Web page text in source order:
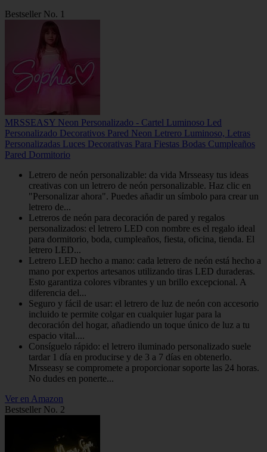
Bestseller No. 1
MRSSEASY Neon Personalizado - Cartel Luminoso Led
Personalizado Decorativos Pared Neon Letrero Luminoso, Letras
Personalizadas Luces Decorativas Para Fiestas Bodas Cumpleaños
Pared Dormitorio
Letrero de neón personalizable: da vida Mrsseasy tus ideas
creativas con un letrero de neón personalizable. Haz clic en
"Personalizar ahora". Puedes añadir un símbolo para crear un
letrero de...
Letreros de neón para decoración de pared y regalos
personalizados: el letrero LED con nombre es el regalo ideal
para dormitorio, boda, cumpleaños, fiesta, oficina, tienda. El
letrero LED...
Letrero LED hecho a mano: cada letrero de neón está hecho a
mano por expertos artesanos utilizando tiras LED duraderas.
Esto garantiza colores vibrantes y un brillo excepcional. A
diferencia del...
Seguro y fácil de usar: el letrero de luz de neón con accesorio
incluido te permite colgar en cualquier lugar para la
decoración del hogar, añadiendo un toque único de luz a tu
espacio vital....
Consíguelo rápido: el letrero iluminado personalizado suele
tardar 1 día en producirse y de 3 a 7 días en obtenerlo.
Mrsseasy se compromete a proporcionar soporte las 24 horas.
No dudes en ponerte...
Ver en Amazon
Bestseller No. 2